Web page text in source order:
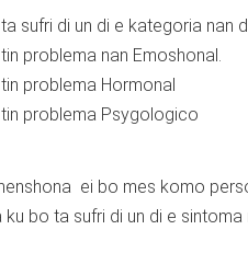
sufri di un di e kategoria nan
problema nan Emoshonal.
problema Hormonal
problema Psygologico
ei bo mes komo
bo ta sufri di un di e sintoma